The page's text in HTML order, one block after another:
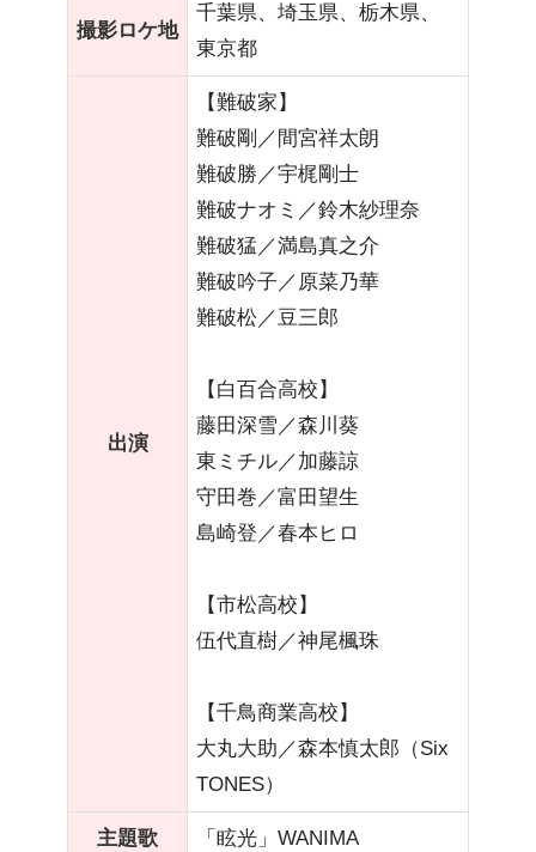
撮影ロケ地
千葉県、埼玉県、栃木県、
東京都
出演
【難破家】
難破剛／間宮祥太朗
難破勝／宇梶剛士
難破ナオミ／鈴木紗理奈
難破猛／満島真之介
難破吟子／原菜乃華
難破松／豆三郎
【白百合高校】
藤田深雪／森川葵
東ミチル／加藤諒
守田巻／富田望生
島崎登／春本ヒロ
【市松高校】
伍代直樹／神尾楓珠
【千鳥商業高校】
大丸大助／森本慎太郎（Six
TONES）
主題歌 「眩光」WANIMA